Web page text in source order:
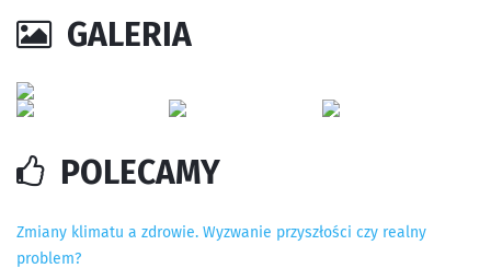
GALERIA
POLECAMY
Zmiany klimatu a zdrowie. Wyzwanie przyszłości czy realny
problem?